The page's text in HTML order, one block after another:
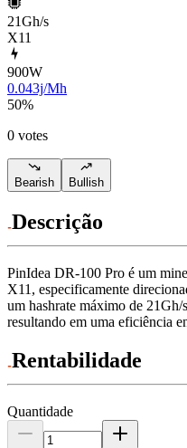
21Gh/s
X11
900W
0.043j/Mh
50%
0 votes
Bearish Bullish
Descrição
PinIdea DR-100 Pro é um
X11 , especificamente
um hashrate máximo de 21Gh/s
resultando em uma eficiência
Rentabilidade
Quantidade